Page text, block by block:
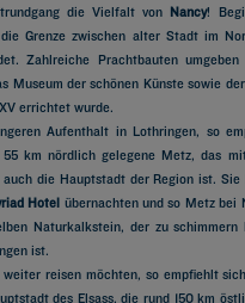
die Vielfalt von Nancy!
Grenze zwischen alter Stadt im
Zahlreiche Prachtbauten
Museum der schönen Künste sowie
errichtet wurde.
Aufenthalt in Lothringen, so
55 km nördlich gelegene Metz, das
auch die Hauptstadt der Region ist.
Hotel übernachten und so Metz bei
Naturkalkstein, der zu schimmern
ist.
weiter reisen möchten, so empfiehlt
des Elsass, die rund 150 km